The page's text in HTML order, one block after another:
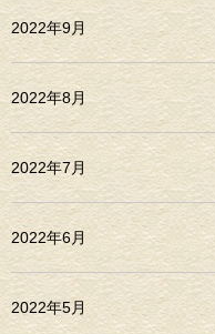
2022年9月
2022年8月
2022年7月
2022年6月
2022年5月